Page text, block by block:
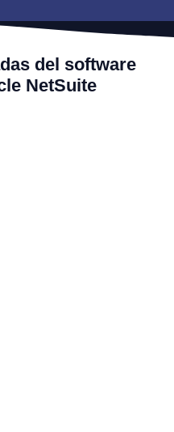
del software
NetSuite